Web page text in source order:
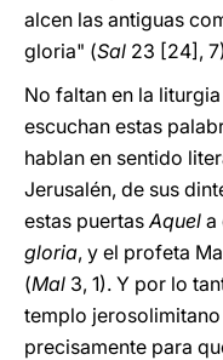
alcen las antiguas
gloria" (Sal 23 [24],
No faltan en la
escuchan estas
hablan en sentido
Jerusalén, de sus
estas puertasAquel a
gloria, y el profeta
(Mal 3, 1). Y por lo
templo
precisamente para